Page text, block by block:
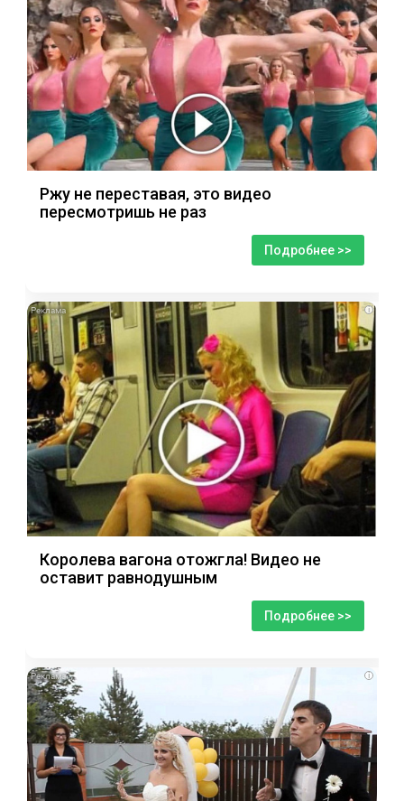
Ржу не переставая, это видео
пересмотришь не раз
Подробнее >>
i
Королева вагона отожгла! Видео не
оставит равнодушным
Подробнее >>
i